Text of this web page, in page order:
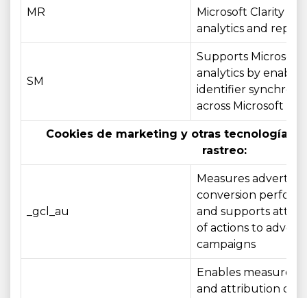
MR
Microsoft Clarity for
analytics and
SM
Supports Microsoft
analytics by
identifier
across Microsoft
Cookies de marketing y otras tecnologías
rastreo:
_gcl_au
Measures
conversion
and supports
of actions to
campaigns
Enables
and attribution of